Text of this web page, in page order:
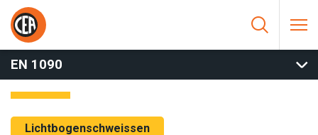
Zum Inhalt springen
HOME/
EN 1090
EN 1090
Lichtbogenschweissen